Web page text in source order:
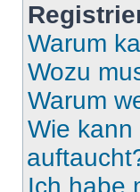
Warum
Wozu
Warum
Wie
Ich habe